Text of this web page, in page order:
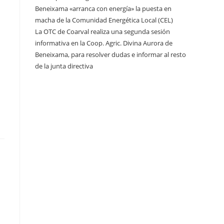
Beneixama «arranca con energía» la puesta en
macha de la Comunidad Energética Local (CEL)
La OTC de Coarval realiza una segunda sesión
informativa en la Coop. Agric. Divina Aurora de
Beneixama, para resolver dudas e informar al resto
de la junta directiva